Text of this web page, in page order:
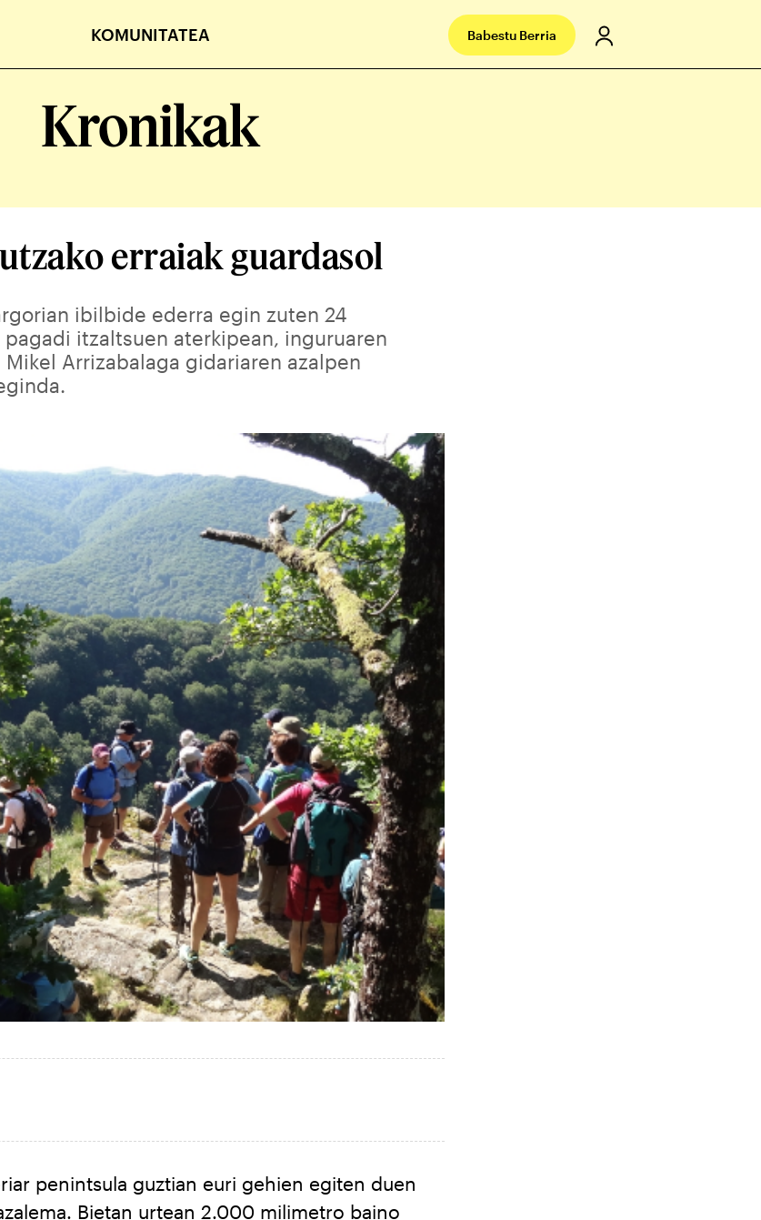
KOMUNITATEA Babestu Berria
Kronikak
erraiak guardasol
ibilbide ederra egin zuten 24
pagadi itzaltsuen aterkipean, inguruaren
Arrizabalaga gidariaren azalpen
penintsula guztian euri gehien egiten duen
Bietan urtean 2.000 milimetro baino